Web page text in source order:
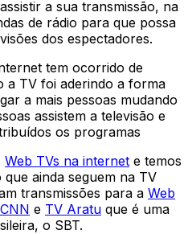
a sua transmissão, na
de rádio para que possa
dos espectadores.
tem ocorrido de
a TV foi aderindo a forma
a mais pessoas mudando
assistem a televisão e
os programas
Web TVs na internet e temos
ainda seguem na TV
transmissões para a Web
CNN e TV Aratu que é uma
o SBT.